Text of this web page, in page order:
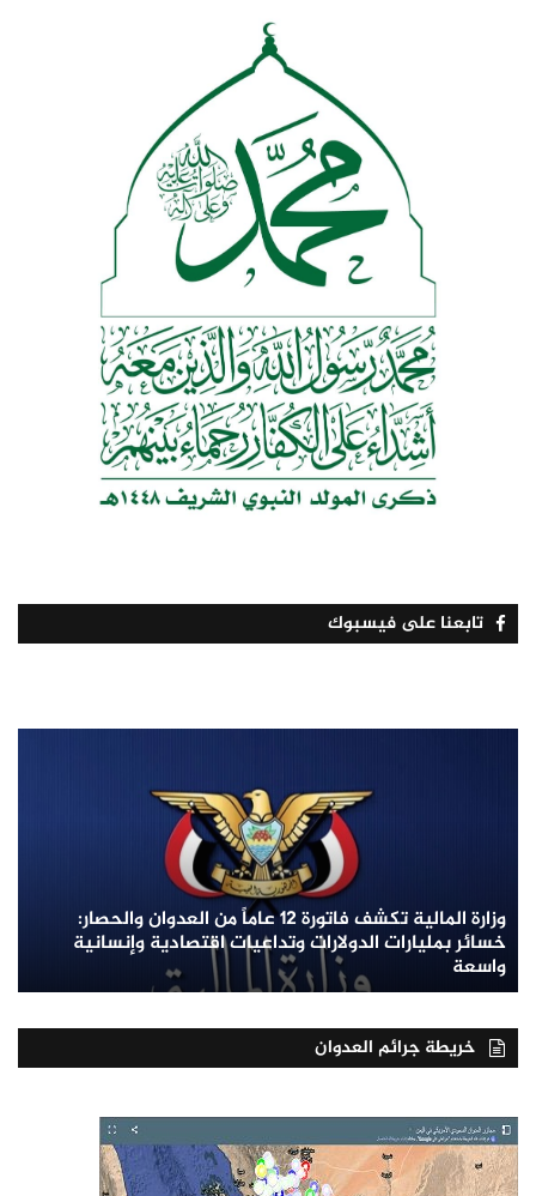
تابعنا على فيسبوك
وزارة المالية تكشف فاتورة 12 عاماً من العدوان والحصار:
خسائر بمليارات الدولارات وتداعيات اقتصادية وإنسانية
واسعة
خريطة جرائم العدوان